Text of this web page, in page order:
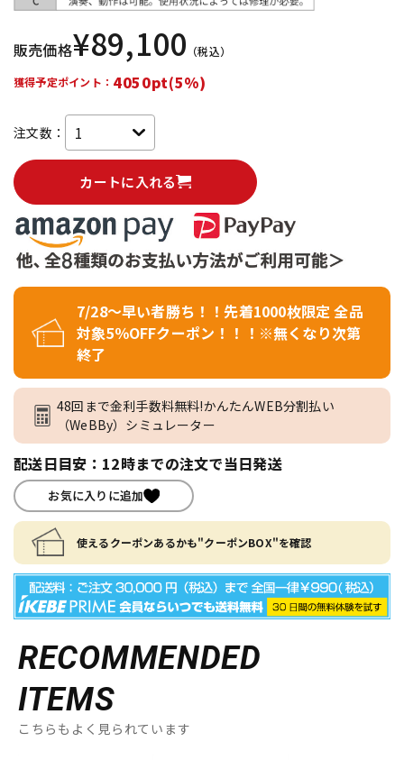
販売価格¥89,100 （税込）
獲得予定ポイント： 4050pt(5%)
注文数：
カートに入れる
7/28～早い者勝ち！！先着1000枚限定 全品
対象5％OFFクーポン！！！※無くなり次第
終了
48回まで金利手数料無料!かんたんWEB分割払い
（WeBBy）シミュレーター
配送日目安：12時までの注文で当日発送
お気に入りに追加
使えるクーポンあるかも"クーポンBOX"を確認
RECOMMENDED
ITEMS
こちらもよく見られています